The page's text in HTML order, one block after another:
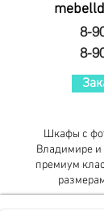
8-
8-
Шкафы с
Владимире и
премиум